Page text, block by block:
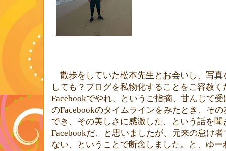
散歩をしていた松本先生とお会いし、写真
しても？ブログを私物化することをご容赦
Facebookでやれ、というご指摘、甘んじて
のFacebookのタイムラインをみたとき 、そ
でき、その美しさに感激した、という話を
Facebookだ、と思いましたが、元来の怠け
ない、ということで断念しました。と、ゆ